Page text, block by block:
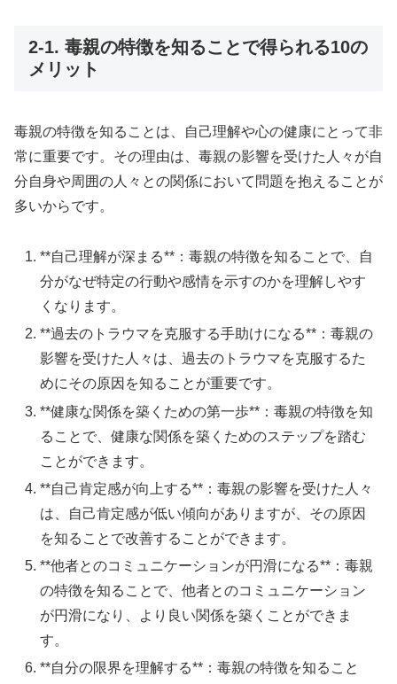
2-1. 毒親の特徴を知ることで得られる10の
メリット
毒親の特徴を知ることは、自己理解や心の健康にとって非
常に重要です。その理由は、毒親の影響を受けた人々が自
分自身や周囲の人々との関係において問題を抱えることが
多いからです。
**自己理解が深まる**：毒親の特徴を知ることで、自
分がなぜ特定の行動や感情を示すのかを理解しやす
くなります。
**過去のトラウマを克服する手助けになる**：毒親の
影響を受けた人々は、過去のトラウマを克服するた
めにその原因を知ることが重要です。
**健康な関係を築くための第一歩**：毒親の特徴を知
ることで、健康な関係を築くためのステップを踏む
ことができます。
**自己肯定感が向上する**：毒親の影響を受けた人々
は、自己肯定感が低い傾向がありますが、その原因
を知ることで改善することができます。
**他者とのコミュニケーションが円滑になる**：毒親
の特徴を知ることで、他者とのコミュニケーション
が円滑になり、より良い関係を築くことができま
す。
**自分の限界を理解する**：毒親の特徴を知ること